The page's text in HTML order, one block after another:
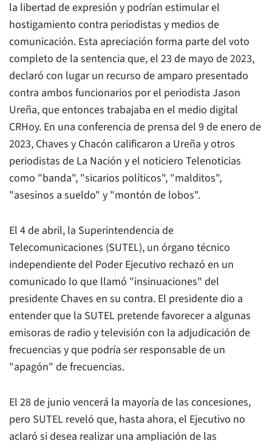
la libertad de expresión y podrían estimular el
hostigamiento contra periodistas y medios de
comunicación. Esta apreciación forma parte del voto
completo de la sentencia que, el 23 de mayo de 2023,
declaró con lugar un recurso de amparo presentado
contra ambos funcionarios por el periodista Jason
Ureña, que entonces trabajaba en el medio digital
CRHoy. En una conferencia de prensa del 9 de enero de
2023, Chaves y Chacón calificaron a Ureña y otros
periodistas de La Nación y el noticiero Telenoticias
como "banda", "sicarios políticos", "malditos",
"asesinos a sueldo" y "montón de lobos".
El 4 de abril, la Superintendencia de
Telecomunicaciones (SUTEL), un órgano técnico
independiente del Poder Ejecutivo rechazó en un
comunicado lo que llamó "insinuaciones" del
presidente Chaves en su contra. El presidente dio a
entender que la SUTEL pretende favorecer a algunas
emisoras de radio y televisión con la adjudicación de
frecuencias y que podría ser responsable de un
"apagón" de frecuencias.
El 28 de junio vencerá la mayoría de las concesiones,
pero SUTEL reveló que, hasta ahora, el Ejecutivo no
aclaró si desea realizar una ampliación de las